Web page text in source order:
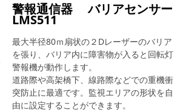
警報通信器 バリアセンサー
LMS511
最大半径80ｍ扇状の２Dレーザーのバリア
を張り、バリア内に障害物が入ると回転灯
警報機が動作します。
道路際や高架橋下、線路際などでの重機衝
突防止に最適です。監視エリアの形状を自
由に設定することができます。